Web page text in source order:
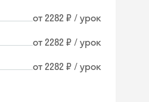
от 2282 ₽ / урок
от 2282 ₽ / урок
от 2282 ₽ / урок